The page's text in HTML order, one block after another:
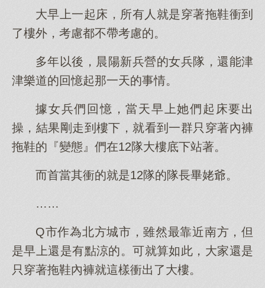
大早上一起床，所有人就是穿著拖鞋衝到
了樓外，考慮都不帶考慮的。
多年以後，晨陽新兵營的女兵隊，還能津
津樂道的回憶起那一天的事情。
據女兵們回憶，當天早上她們起床要出
操，結果剛走到樓下，就看到一群只穿著內褲
拖鞋的『變態』們在12隊大樓底下站著。
而首當其衝的就是12隊的隊長畢姥爺。
……
Q市作為北方城市，雖然最靠近南方，但
是早上還是有點涼的。可就算如此，大家還是
只穿著拖鞋內褲就這樣衝出了大樓。